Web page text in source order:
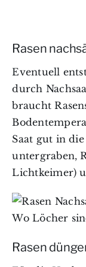
Rasen
Eventuell
durch
braucht
Saat gut in
untergraben,
Lichtkeimer)
Wo Löcher
Rasen